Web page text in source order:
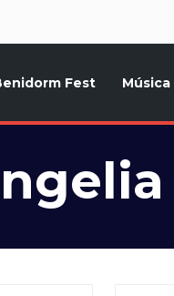
Fest Música